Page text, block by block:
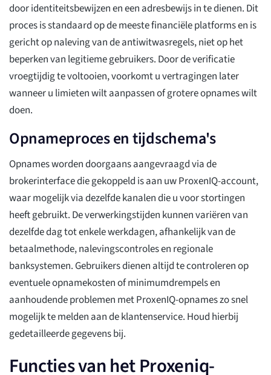
door identiteitsbewijzen en een adresbewijs in te dienen. Dit
proces is standaard op de meeste financiële platforms en is
gericht op naleving van de antiwitwasregels, niet op het
beperken van legitieme gebruikers. Door de verificatie
vroegtijdig te voltooien, voorkomt u vertragingen later
wanneer u limieten wilt aanpassen of grotere opnames wilt
doen.
Opnameproces en tijdschema's
Opnames worden doorgaans aangevraagd via de
brokerinterface die gekoppeld is aan uw ProxenIQ-account,
waar mogelijk via dezelfde kanalen die u voor stortingen
heeft gebruikt. De verwerkingstijden kunnen variëren van
dezelfde dag tot enkele werkdagen, afhankelijk van de
betaalmethode, nalevingscontroles en regionale
banksystemen. Gebruikers dienen altijd te controleren op
eventuele opnamekosten of minimumdrempels en
aanhoudende problemen met ProxenIQ-opnames zo snel
mogelijk te melden aan de klantenservice. Houd hierbij
gedetailleerde gegevens bij.
Functies van het Proxeniq-